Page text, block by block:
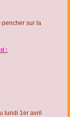
pencher sur la
:
lundi 1er avril